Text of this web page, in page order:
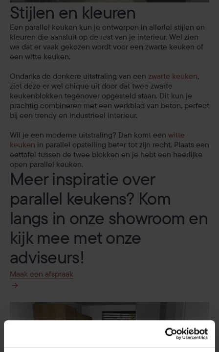
Stijlen en kleuren
Een parallel keuken kun je ontwerpen in allerlei stijlen en
kleuren die aansluit op de rest van je interieur. Wel zien
we dat er vaak gekozen wordt voor een zwarte keuken of
een witte keuken.
Ondanks de donkere uitstraling van een zwarte keuken,
ziet deze er wel chique uit door dat twee zwarte
keukenblokken tegenover opgesteld staan. Dit kun je
prachtig combineren met een werkblad van beton, perfect
bij een trendy en industrieel interieur.
Wil je een moderne uitstraling? Dan komt een witte
keuken in parallel opstelling beter tot zijn recht. Plaats een
eettafel tussen de twee blokken en je hebt een heerlijke
open parallel keuken.
Meer inspiratie over
parallel keukens? Kom
langs in onze showroom en
kijk mee met onze
adviseurs!
Maak een afspraak